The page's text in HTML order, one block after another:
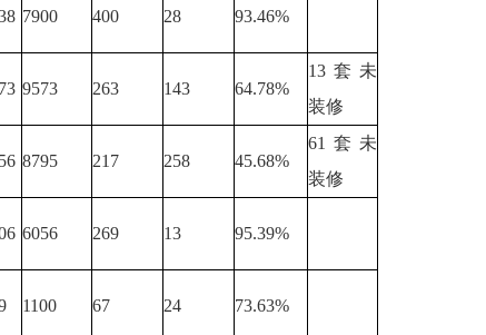
7900 400 28 93.46%
9573 263 143 64.78%
13套未
装修
8795 217 258 45.68%
61套未
装修
6056 269 13 95.39%
1100 67 24 73.63%